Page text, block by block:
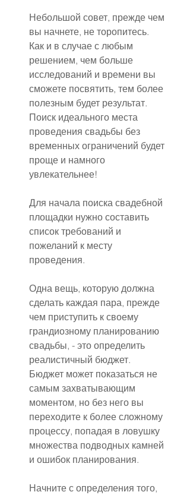
Небольшой совет, прежде чем
вы начнете, не торопитесь.
Как и в случае с любым
решением, чем больше
исследований и времени вы
сможете посвятить, тем более
полезным будет результат.
Поиск идеального места
проведения свадьбы без
временных ограничений будет
проще и намного
увлекательнее!
Для начала поиска свадебной
площадки нужно составить
список требований и
пожеланий к месту
проведения.
Одна вещь, которую должна
сделать каждая пара, прежде
чем приступить к своему
грандиозному планированию
свадьбы, - это определить
реалистичный бюджет.
Бюджет может показаться не
самым захватывающим
моментом, но без него вы
переходите к более сложному
процессу, попадая в ловушку
множества подводных камней
и ошибок планирования.
Начните с определения того,